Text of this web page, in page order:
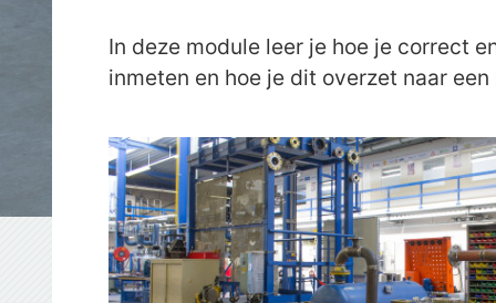
In deze module leer je hoe je correct
inmeten en hoe je dit overzet naar